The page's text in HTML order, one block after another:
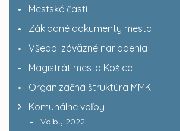
Mestské časti
Základné dokumenty mesta
Všeob. záväzné nariadenia
Magistrát mesta Košice
Organizačná štruktúra MMK
Komunálne voľby
Voľby 2022